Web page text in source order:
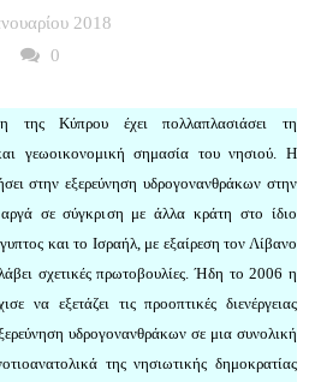
2018
0
της Κύπρου έχει πολλαπλασιάσει τη
γεωοικονομική σημασία του νησιού. Η
στην εξερεύνηση υδρογονανθράκων στην
σε σύγκριση με άλλα κράτη στο ίδιο
και το Ισραήλ, με εξαίρεση τον Λίβανο
σχετικές πρωτοβουλίες. Ήδη το 2006 η
να εξετάζει τις προοπτικές διενέργειας
υδρογονανθράκων σε μια συνολική
της νησιωτικής δημοκρατίας